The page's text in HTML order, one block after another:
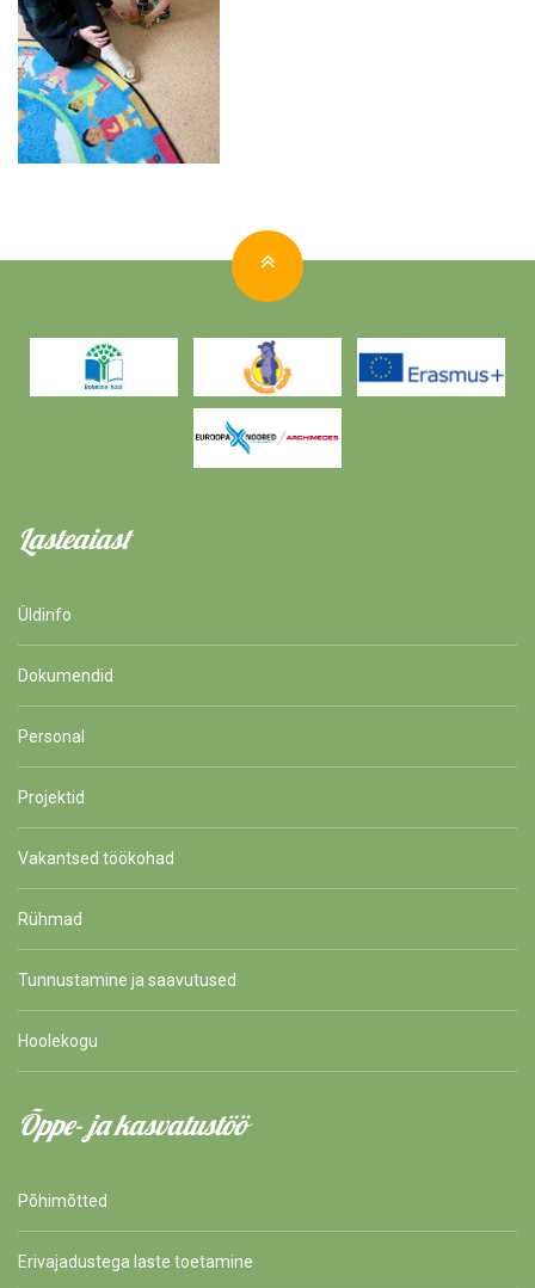
Lasteaiast
Üldinfo
Dokumendid
Personal
Projektid
Vakantsed töökohad
Rühmad
Tunnustamine ja saavutused
Hoolekogu
Õppe- ja kasvatustöö
Põhimõtted
Erivajadustega laste toetamine